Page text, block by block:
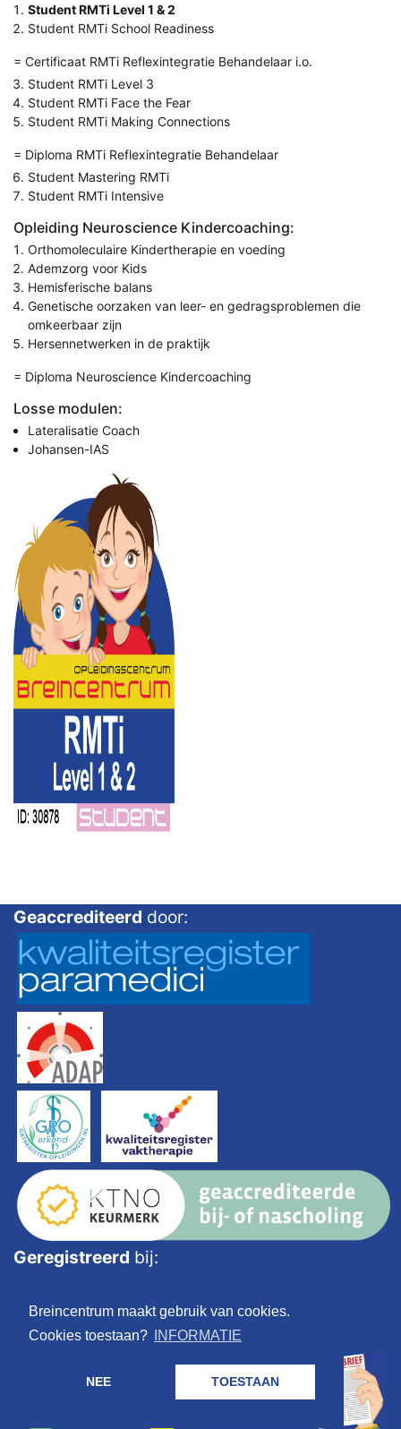
Breincentrum maakt gebruik van cookies.
Cookies toestaan?
INFORMATIE
NEE TOESTAAN
Student RMTi Level 1 & 2
Student RMTi School Readiness
= Certificaat RMTi Reflexintegratie Behandelaar i.o.
Student RMTi Level 3
Student RMTi Face the Fear
Student RMTi Making Connections
= Diploma RMTi Reflexintegratie Behandelaar
Student Mastering RMTi
Student RMTi Intensive
Opleiding Neuroscience Kindercoaching:
Orthomoleculaire Kindertherapie en voeding
Ademzorg voor Kids
Hemisferische balans
Genetische oorzaken van leer- en gedragsproblemen die
omkeerbaar zijn
Hersennetwerken in de praktijk
= Diploma Neuroscience Kindercoaching
Losse modulen:
Lateralisatie Coach
Johansen-IAS
Geaccrediteerd door:
Geregistreerd bij: